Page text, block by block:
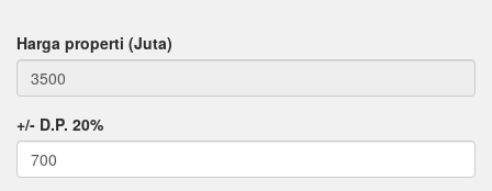
Harga properti (Juta)
+/- D.P. 20%